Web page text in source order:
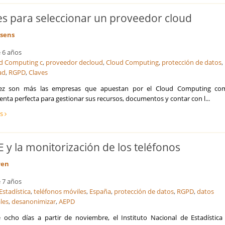
Logística y Transporte
Marketing y captación de clientes
Reestructuraciones Empresariales
Refinanciación de Deudas
Salud
Seguridad Alimentaria
Ventas y Comercial
para seleccionar un proveedor cloud
años
Computing c, proveedor decloud,Cloud Computing, protección de datos,
, RGPD,Claves
son más las empresas que apuestan por el Cloud Computing
perfecta para gestionar sus recursos, documentos y contar con l...
y la monitorización de los teléfonos
años
,teléfonos móviles, España, protección de datos, RGPD,datos
,desanonimizar,AEPD
ocho días a partir de noviembre, el Instituto Nacional de Estadística